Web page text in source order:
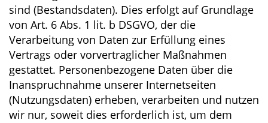
sind (Bestandsdaten). Dies erfolgt auf Grundlage
von Art. 6 Abs. 1 lit. b DSGVO, der die
Verarbeitung von Daten zur Erfüllung eines
Vertrags oder vorvertraglicher Maßnahmen
gestattet. Personenbezogene Daten über die
Inanspruchnahme unserer Internetseiten
(Nutzungsdaten) erheben, verarbeiten und nutzen
wir nur, soweit dies erforderlich ist, um dem